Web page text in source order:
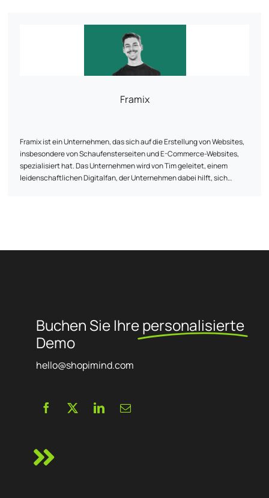
Framix
Framix ist ein Unternehmen, das sich auf die Erstellung von Websites,
insbesondere von Schaufensterseiten und E-Commerce-Websites,
spezialisiert hat. Das Unternehmen wird von Tim geleitet, einem
leidenschaftlichen Digitalfan, der Unternehmen dabei hilft, sich
Buchen Sie Ihrepersonalisierte
Demo
hello@shopimind.com